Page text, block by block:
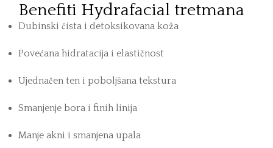
Benefiti Hydrafacial tretmana
Dubinski čista i detoksikovana koža
Povećana hidratacija i elastičnost
Ujednačen ten i poboljšana tekstura
Smanjenje bora i finih linija
Manje akni i smanjena upala